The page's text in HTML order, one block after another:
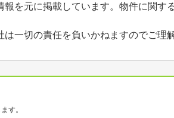
報を元に掲載しています。物件に関
一切の責任を負いかねますのでご理
す。